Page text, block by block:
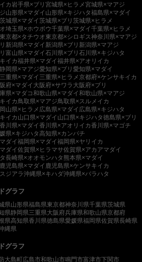
カ 岩手県×ブリ 宮城県×ヒラメ宮城県×マアジ
山形県×マダイ 山形県×キジハタ福島県×マダイ
茨城県×マダイ茨城県×ブリ 茨城県×ヒラメ
埼玉県×ホウボウ千葉県×マダイ千葉県×ヒラメ
東京都×タチウオ東京都×シロギス神奈川県×マアジ
新潟県×マダイ 新潟県×ブリ 新潟県×マアジ
富山県×マダイ石川県×ブリ 石川県×キジハタ
イカ福井県×マダイ福井県×アオリイカ
静岡県×マアジ愛知県×ブリ 愛知県×マダイ
三重県×マダイ 三重県×ヒラメ京都府×ケンサキイカ
府×マダイ 大阪府×サワラ 大阪府×ブリ
県×マダコ和歌山県×マダイ和歌山県×マアジ
イカ 鳥取県×マアジ鳥取県×スルメイカ
岡山県×ヒラメ 広島県×マダイ 広島県×キジハタ
イカ 山口県×マダイ 山口県×キジハタ徳島県×ブリ
香川県×マダイ香川県×アオリイカ香川県×マゴチ
県×キジハタ高知県×カンパチ
ダイ福岡県×マダイ福岡県×ヤリイカ
ダイ佐賀県×ヒラマサ佐賀県×アカアマダイ
長崎県×オオモンハタ 熊本県×マダイ
鹿児島県×マダイ 鹿児島県×ケンサキイカ
ジアラ沖縄県×キハダ沖縄県×バラハタ
グラフ
県山形県福島県東京都神奈川県千葉県茨城県
県静岡県三重県大阪府兵庫県和歌山県京都府
県高知県香川県徳島県愛媛県福岡県佐賀県長崎県
縄県
グラフ
大島町広島市和歌山市鳴門市富津市下関市